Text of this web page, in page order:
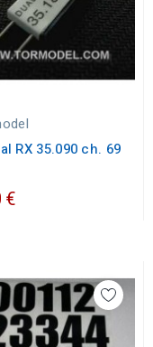
RX 35.090 ch. 69
€